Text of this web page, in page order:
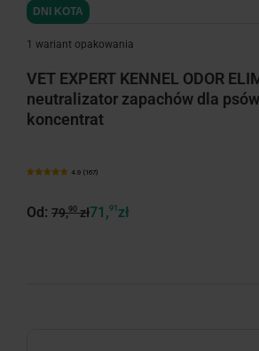
DNI KOTA
1 wariant opakowania
VET EXPERT KENNEL ODOR
neutralizator zapachów dla
koncentrat
4.9 (167)
Od: 79,90zł71,91 zł